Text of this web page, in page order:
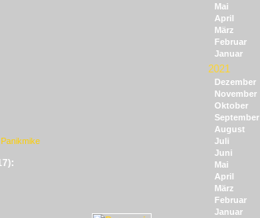
Mai
April
März
Februar
Januar
2021
Dezember
November
Oktober
September
August
Juli
Juni
Mai
April
März
Februar
Januar